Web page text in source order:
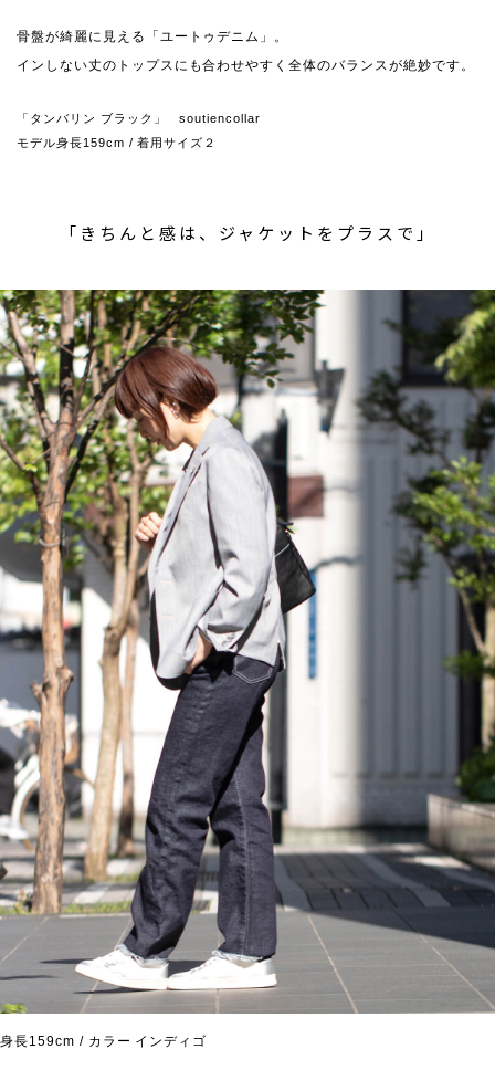
骨盤が綺麗に見える「ユートゥデニム」。
インしない丈のトップスにも合わせやすく全体のバランスが絶妙です。
「タンバリン ブラック」 soutiencollar
モデル身長159cm / 着用サイズ２
「きちんと感は、ジャケットをプラスで」
身長159cm / カラー インディゴ